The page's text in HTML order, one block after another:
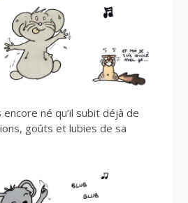
encore né qu’il subit déjà de
goûts et lubies de sa